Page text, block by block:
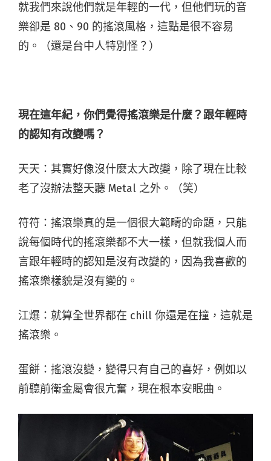
就我們來說他們就是年輕的一代，但他們玩的音
樂卻是 80、90 的搖滾風格，這點是很不容易
的。（還是台中人特別怪？）
現在這年紀，你們覺得搖滾樂是什麼？跟年輕時
的認知有改變嗎？
天天：其實好像沒什麼太大改變，除了現在比較
老了沒辦法整天聽 Metal 之外。（笑）
符符：搖滾樂真的是一個很大範疇的命題，只能
說每個時代的搖滾樂都不大一樣，但就我個人而
言跟年輕時的認知是沒有改變的，因為我喜歡的
搖滾樂樣貌是沒有變的。
江爆：就算全世界都在 chill 你還是在撞，這就是
搖滾樂。
蛋餅：搖滾沒變，變得只有自己的喜好，例如以
前聽前衛金屬會很亢奮，現在根本安眠曲。